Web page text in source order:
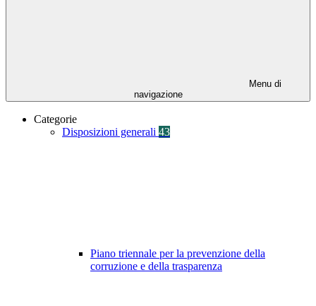
Menu di
navigazione
Categorie
Disposizioni generali 43
Piano triennale per la prevenzione della
corruzione e della trasparenza